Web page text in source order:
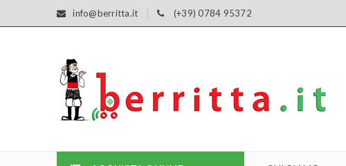
info@berritta.it (+39) 0784 95372